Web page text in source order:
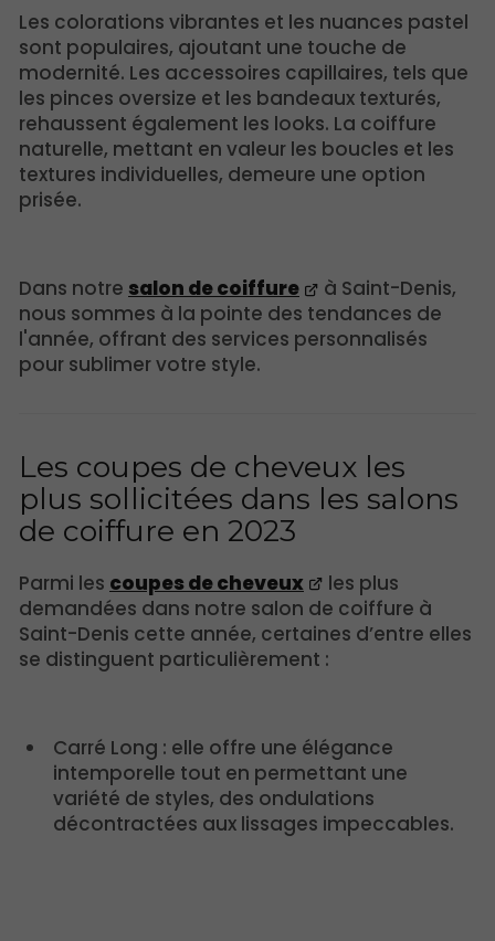
Les colorations vibrantes et les nuances pastel
sont populaires, ajoutant une touche de
modernité. Les accessoires capillaires, tels que
les pinces oversize et les bandeaux texturés,
rehaussent également les looks. La coiffure
naturelle, mettant en valeur les boucles et les
textures individuelles, demeure une option
prisée.
Dans notre salon de coiffure
à Saint-Denis,
nous sommes à la pointe des tendances de
l'année, offrant des services personnalisés
pour sublimer votre style.
Les coupes de cheveux les
plus sollicitées dans les salons
de coiffure en 2023
Parmi les coupes de cheveux
les plus
demandées dans notre salon de coiffure à
Saint-Denis cette année, certaines d’entre elles
se distinguent particulièrement :
Carré Long : elle offre une élégance
intemporelle tout en permettant une
variété de styles, des ondulations
décontractées aux lissages impeccables.